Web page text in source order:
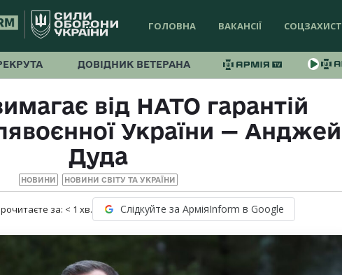
ГОЛОВНА ВАКАНСІЇ СОЦЗАХИСТ
ДОВІДНИК ВЕТЕРАНА
від НАТО гарантій
України — Анджей
Дуда
НОВИНИ НОВИНИ СВІТУ ТА УКРАЇНИ
за: < 1 хв. Слідкуйте за АрміяInform в Google